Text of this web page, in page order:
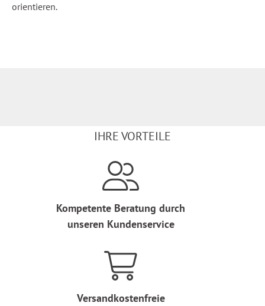
orientieren.
IHRE VORTEILE
Kompetente Beratung durch
unseren Kundenservice
Versandkostenfreie